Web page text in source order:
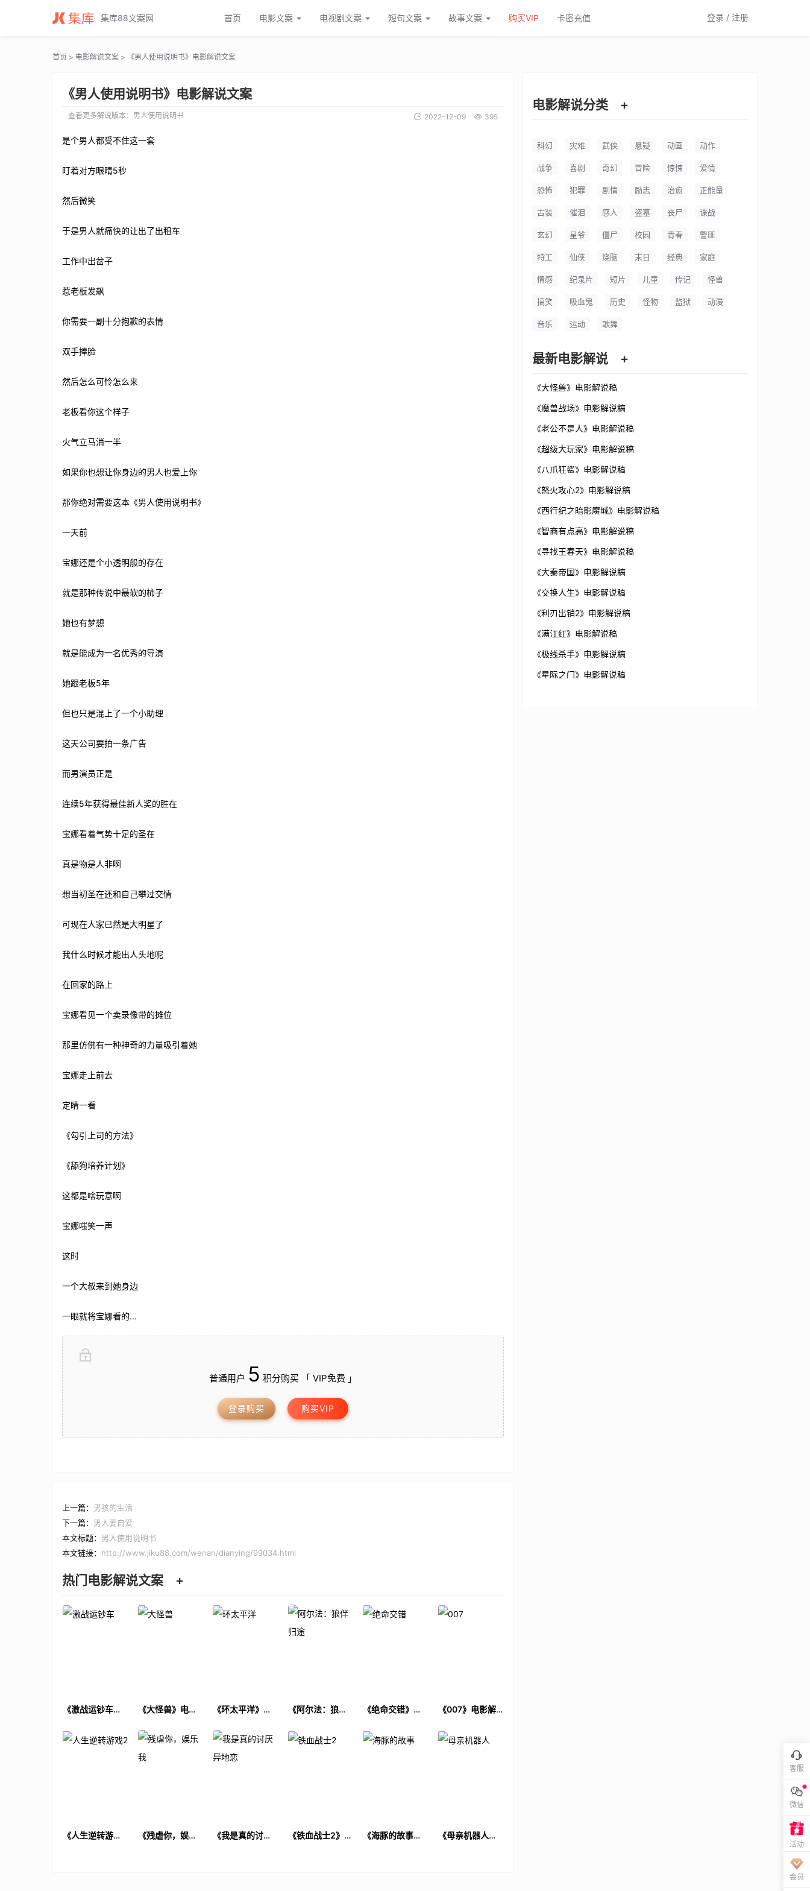
男人使用说明书电影解说文案_男人使用说明书电影解说词_男人使用说明书电影解说稿
集库88文案网 首页 电影文案 电视剧文案 短句文案 故事文案 购买VIP 卡密充值 登录 / 注册
首页 > 电影解说文案 > 《男人使用说明书》电影解说文案
《男人使用说明书》电影解说文案
查看更多解说版本： 男人使用说明书 2022-12-09 395
是个男人都受不住这一套
盯着对方眼睛5秒
然后微笑
于是男人就痛快的让出了出租车
工作中出岔子
惹老板发飙
你需要一副十分抱歉的表情
双手捧脸
然后怎么可怜怎么来
老板看你这个样子
火气立马消一半
如果你也想让你身边的男人也爱上你
那你绝对需要这本《男人使用说明书》
一天前
宝娜还是个小透明般的存在
就是那种传说中最软的柿子
她也有梦想
就是能成为一名优秀的导演
她跟老板5年
但也只是混上了一个小助理
这天公司要拍一条广告
而男演员正是
连续5年获得最佳新人奖的胜在
宝娜看着气势十足的圣在
真是物是人非啊
想当初圣在还和自己攀过交情
可现在人家已然是大明星了
我什么时候才能出人头地呢
在回家的路上
宝娜看见一个卖录像带的摊位
那里仿佛有一种神奇的力量吸引着她
宝娜走上前去
定睛一看
《勾引上司的方法》
《舔狗培养计划》
这都是啥玩意啊
宝娜嗤笑一声
这时
一个大叔来到她身边
一眼就将宝娜看的...
普通用户 5 积分购买 「 VIP免费 」
登录购买 购买VIP
上一篇： 男孩的生活
下一篇： 男人要自爱
本文标题： 男人使用说明书
本文链接： http://www.jiku88.com/wenan/dianying/99034.html
热门电影解说文案 +
《激战运钞车》
《大怪兽》电影
《环太平洋》电
《阿尔法：狼伴
文案
《绝命交错》电
《007》电影解
《人生逆转游戏
《残虐你，娱乐
《我是真的讨厌
《铁血战士2》电
《海豚的故事》
《母亲机器人》
电影解说分类 +
科幻 灾难 武侠 悬疑 动画 动作
战争 喜剧 奇幻 冒险 惊悚 爱情
恐怖 犯罪 剧情 励志 治愈 正能量
古装 催泪 感人 盗墓 丧尸 谍战
玄幻 星爷 僵尸 校园 青春 警匪
特工 仙侠 烧脑 末日 经典 家庭
情感 纪录片 短片 儿童 传记 怪兽
搞笑 吸血鬼 历史 怪物 监狱 动漫
音乐 运动 歌舞
最新电影解说 +
《大怪兽》电影解说稿
《魔兽战场》电影解说稿
《老公不是人》电影解说稿
《超级大玩家》电影解说稿
《八爪狂鲨》电影解说稿
《怒火攻心2》电影解说稿
《西行纪之暗影魔城》电影解说稿
《智商有点高》电影解说稿
《寻找王春天》电影解说稿
《大秦帝国》电影解说稿
《交换人生》电影解说稿
《利刃出销2》电影解说稿
《满江红》电影解说稿
《极线杀手》电影解说稿
《星际之门》电影解说稿
客服
微信
活动
会员